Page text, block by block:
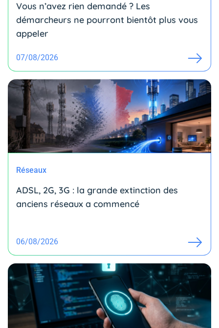
Vous n’avez rien demandé ? Les
démarcheurs ne pourront bientôt plus vous
appeler
07/08/2026
Réseaux
ADSL, 2G, 3G : la grande extinction des
anciens réseaux a commencé
06/08/2026